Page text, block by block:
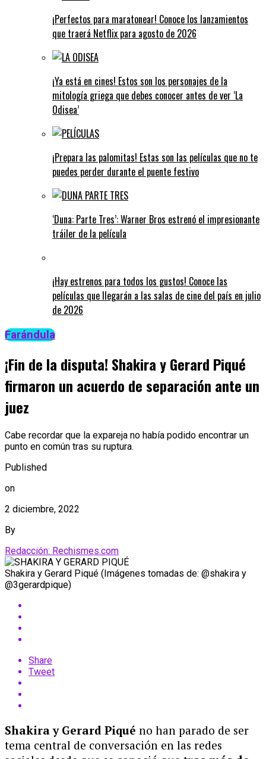
¡Perfectos para maratonear! Conoce los lanzamientos
que traerá Netflix para agosto de 2026
¡Ya está en cines! Estos son los personajes de la
mitología griega que debes conocer antes de ver ‘La
Odisea’
¡Prepara las palomitas! Estas son las películas que no te
puedes perder durante el puente festivo
‘Duna: Parte Tres’: Warner Bros estrenó el impresionante
tráiler de la película
¡Hay estrenos para todos los gustos! Conoce las
películas que llegarán a las salas de cine del país en julio
de 2026
Farándula
¡Fin de la disputa! Shakira y Gerard Piqué
firmaron un acuerdo de separación ante un
juez
Cabe recordar que la expareja no había podido encontrar un
punto en común tras su ruptura.
Published
on
2 diciembre, 2022
By
Redacción: Rechismes.com
Shakira y Gerard Piqué (Imágenes tomadas de: @shakira y
@3gerardpique)
Share
Tweet
Shakira y Gerard Piqué no han parado de ser
tema central de conversación en las redes